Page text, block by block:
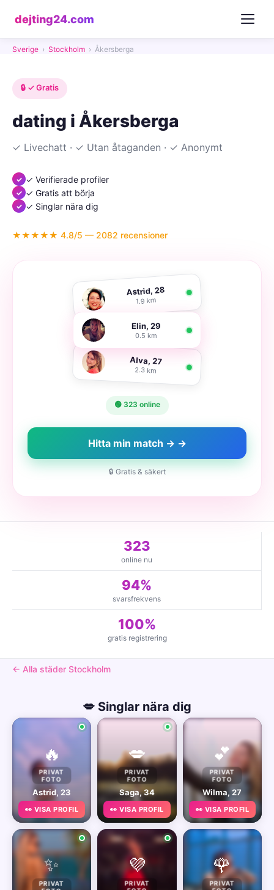
dejting24.com
Sverige › Stockholm › Åkersberga
🔒 ✓ Gratis
dating i Åkersberga
✓ Livechatt · ✓ Utan åtaganden · ✓ Anonymt
✓ Verifierade profiler
✓ Gratis att börja
✓ Singlar nära dig
★★★★★ 4.8/5 — 2082 recensioner
Astrid, 28
1.9 km
Elin, 29
0.5 km
Alva, 27
2.3 km
🟢 323 online
Hitta min match → →
🔒 Gratis & säkert
323
online nu
94%
svarsfrekvens
100%
gratis registrering
← Alla städer Stockholm
💋 Singlar nära dig
🔥
PRIVAT
FOTO
Astrid, 23
👀 VISA PROFIL
💋
PRIVAT
FOTO
Saga, 34
👀 VISA PROFIL
💕
PRIVAT
FOTO
Wilma, 27
👀 VISA PROFIL
✨
PRIVAT
💜
PRIVAT
🌹
PRIVAT